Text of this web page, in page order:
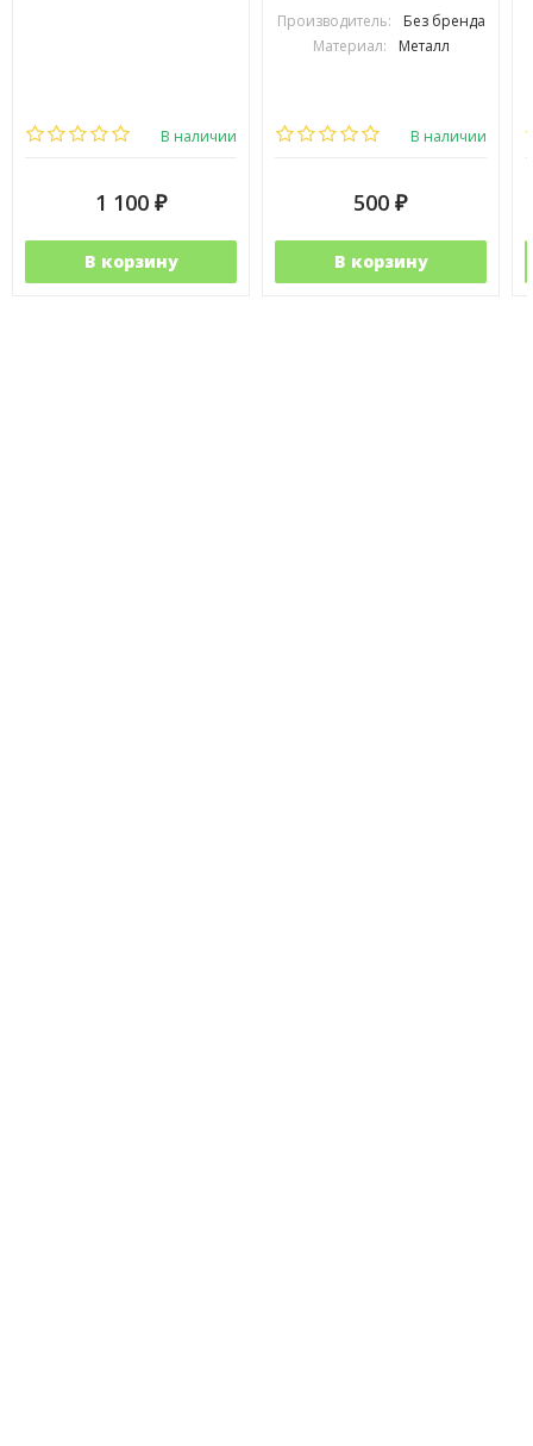
В наличии
1 100 ₽
В корзину
Производитель:
Без бренда
Материал:
Металл
В наличии
500 ₽
В корзину